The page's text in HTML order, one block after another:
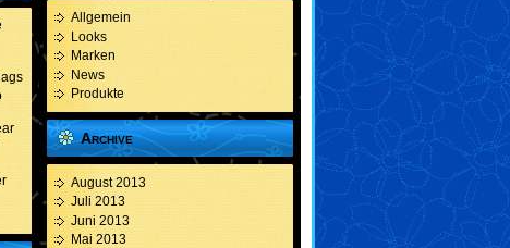
Allgemein
Looks
Marken
News
Produkte
Archive
August 2013
Juli 2013
Juni 2013
Mai 2013